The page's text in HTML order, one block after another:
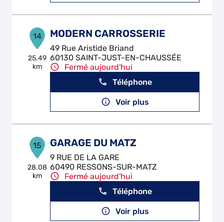
14
25.49
km
MODERN CARROSSERIE
49 Rue Aristide Briand
60130 SAINT-JUST-EN-CHAUSSÉE
Fermé aujourd'hui
Téléphone
Voir plus
15
28.08
km
GARAGE DU MATZ
9 RUE DE LA GARE
60490 RESSONS-SUR-MATZ
Fermé aujourd'hui
Téléphone
Voir plus